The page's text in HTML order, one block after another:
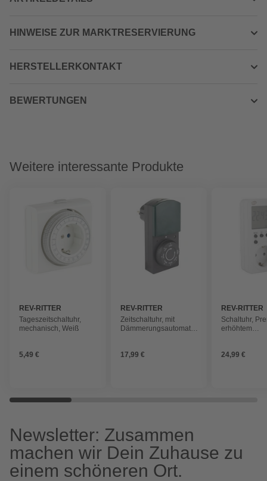
HINWEISE ZUR MARKTRESERVIERUNG
HERSTELLERKONTAKT
BEWERTUNGEN
Weitere interessante Produkte
REV-RITTER
Tageszeitschaltuhr,
mechanisch, Weiß
5,49 €
REV-RITTER
Zeitschaltuhr, mit
Dämmerungsautomatik,
17,99 €
REV-RITTER
Schaltuhr,
erhöhtem
230 V, Weiß
24,99 €
Newsletter: Zusammen
machen wir Dein Zuhause zu
einem schöneren Ort.